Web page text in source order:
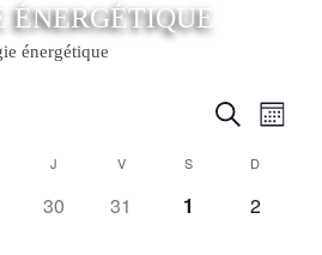
ÉNERGÉTIQUE
énergétique
Recherche
de
Mois
J V S D
0
30
0
31
0
1
0
2